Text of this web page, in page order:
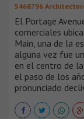
5468796
El Portage
comerciales
Main, una de la
alguna vez fue
en el centro de
el paso de los
pronunciado